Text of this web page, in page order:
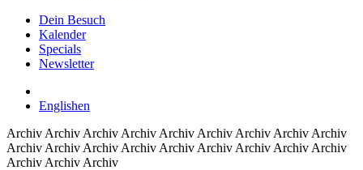
Dein Besuch
Kalender
Specials
Newsletter
Englishen
Archiv Archiv Archiv Archiv Archiv Archiv Archiv Archiv Archiv
Archiv Archiv Archiv Archiv Archiv Archiv Archiv Archiv Archiv
Archiv Archiv Archiv